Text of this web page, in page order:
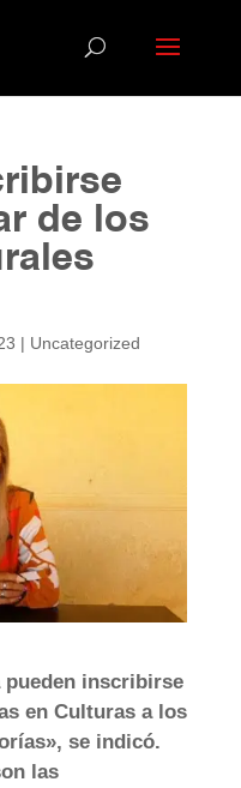
de los
| Uncategorized
pueden inscribirse
en Culturas a los
se indicó.
las